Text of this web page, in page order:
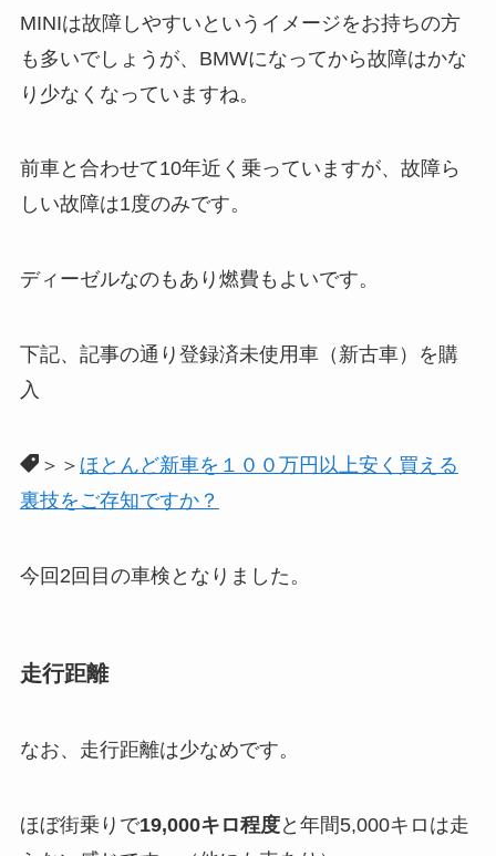
MINIは故障しやすいというイメージをお持ちの方
も多いでしょうが、BMWになってから故障はかな
り少なくなっていますね。
前車と合わせて10年近く乗っていますが、故障ら
しい故障は1度のみです。
ディーゼルなのもあり燃費もよいです。
下記、記事の通り登録済未使用車（新古車）を購
入
＞＞ ほとんど新車を１００万円以上安く買える
裏技をご存知ですか？
今回2回目の車検となりました。
走行距離
なお、走行距離は少なめです。
ほぼ街乗りで19,000キロ程度と年間5,000キロは走